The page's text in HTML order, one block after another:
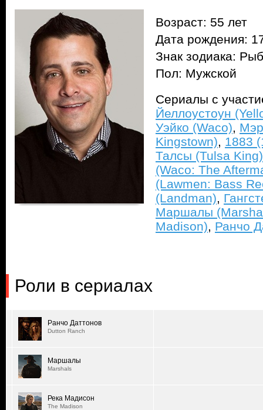
Возраст: 55 лет
Дата рождения:
Знак зодиака:
Пол: Мужской
Сериалы с
Йеллоустоун
Уэйко (Waco),
Kingstown), 1883
Талсы (Tulsa King)
(Waco: The
(Lawmen: Bass
(Landman),
Маршалы
Madison), Ранчо
Роли в сериалах
Ранчо Даттонов
Dutton Ranch
Маршалы
Marshals
Река Мадисон
The Madison